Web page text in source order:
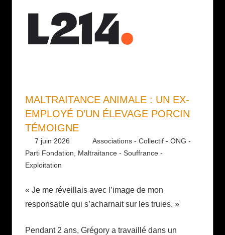
MALTRAITANCE ANIMALE : UN EX-
EMPLOYÉ D’UN ÉLEVAGE PORCIN
TÉMOIGNE
7 juin 2026 Daniel
Associations - Collectif - ONG -
Parti Fondation
Maltraitance - Souffrance -
Exploitation
« Je me réveillais avec l’image de mon
responsable qui s’acharnait sur les truies. »
Pendant 2 ans, Grégory a travaillé dans un